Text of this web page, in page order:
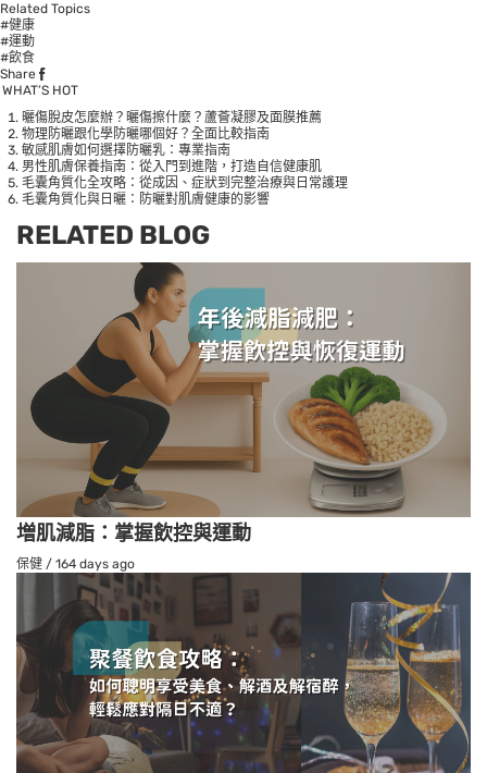
Related Topics
#健康
#運動
#飲食
Share
WHAT’S HOT
曬傷脫皮怎麼辦？曬傷擦什麼？蘆薈凝膠及面膜推薦
物理防曬跟化學防曬哪個好？全面比較指南
敏感肌膚如何選擇防曬乳：專業指南
男性肌膚保養指南：從入門到進階，打造自信健康肌
毛囊角質化全攻略：從成因、症狀到完整治療與日常護理
毛囊角質化與日曬：防曬對肌膚健康的影響
RELATED BLOG
増肌減脂：掌握飲控與運動
保健 / 164 days ago